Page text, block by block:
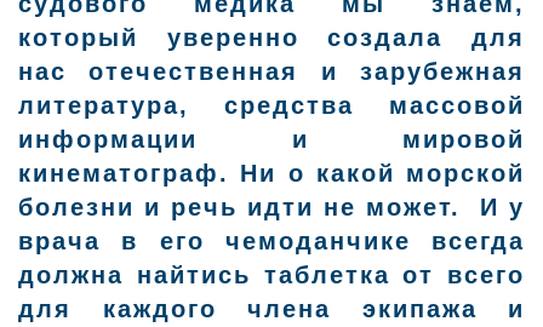
который уверенно создала для
нас отечественная и зарубежная
литература, средства массовой
информации и мировой
кинематограф. Ни о какой морской
болезни и речь идти не может. И у
врача в его чемоданчике всегда
должна найтись таблетка от всего
для каждого члена экипажа и